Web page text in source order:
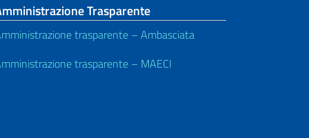
Trasparente
trasparente – Ambasciata
trasparente – MAECI